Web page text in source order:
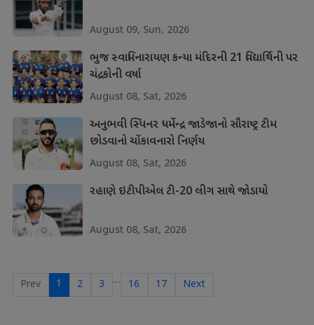
August 09, Sun, 2026
ભુજ સ્વામિનારાયણ કન્યા મંદિરની 21 વિદ્યાર્થિની પર
ચંદ્રકોની વર્ષા
August 08, Sat, 2026
અનુભવી સ્પિનર ધર્મેન્દ્ર જાડેજાનો સૌરાષ્ટ્ર ટીમ
છોડવાનો ચોંકાવનારો નિર્ણય
August 08, Sat, 2026
રહાણે ઇટીપીએલ ટી-20 લીગ સાથે જોડાયો
August 08, Sat, 2026
Prev 1 2 3 … 16 17 Next